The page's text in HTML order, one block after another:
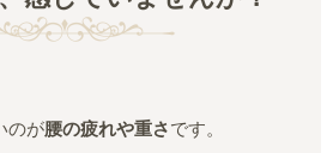
のが腰の疲れや重さです。